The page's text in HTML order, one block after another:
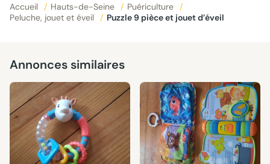
Accueil / Hauts-de-Seine / Puériculture
/
Peluche, jouet et éveil
/ Puzzle 9 pièce et jouet d’éveil
Annonces similaires